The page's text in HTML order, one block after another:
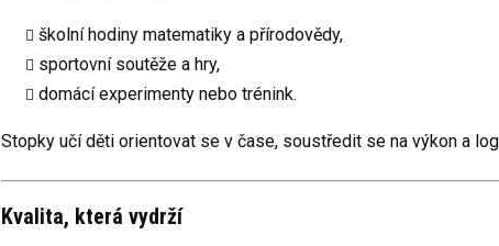
školní hodiny matematiky a přírodovědy,
sportovní soutěže a hry,
domácí experimenty nebo trénink.
Stopky učí děti orientovat se v čase, soustředit se na výkon a
Kvalita, která vydrží